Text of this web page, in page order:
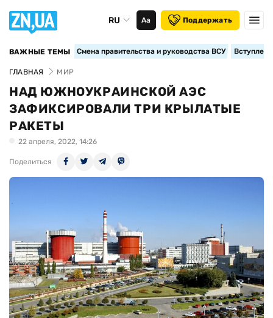
RU Аа Поддержать
ВАЖНЫЕ ТЕМЫ Смена правительства и руководства ВСУ
ГЛАВНАЯ МИР
НАД ЮЖНОУКРАИНСКОЙ АЭС
ЗАФИКСИРОВАЛИ ТРИ КРЫЛАТЫЕ
РАКЕТЫ
22 апреля, 2022, 14:26
Поделиться